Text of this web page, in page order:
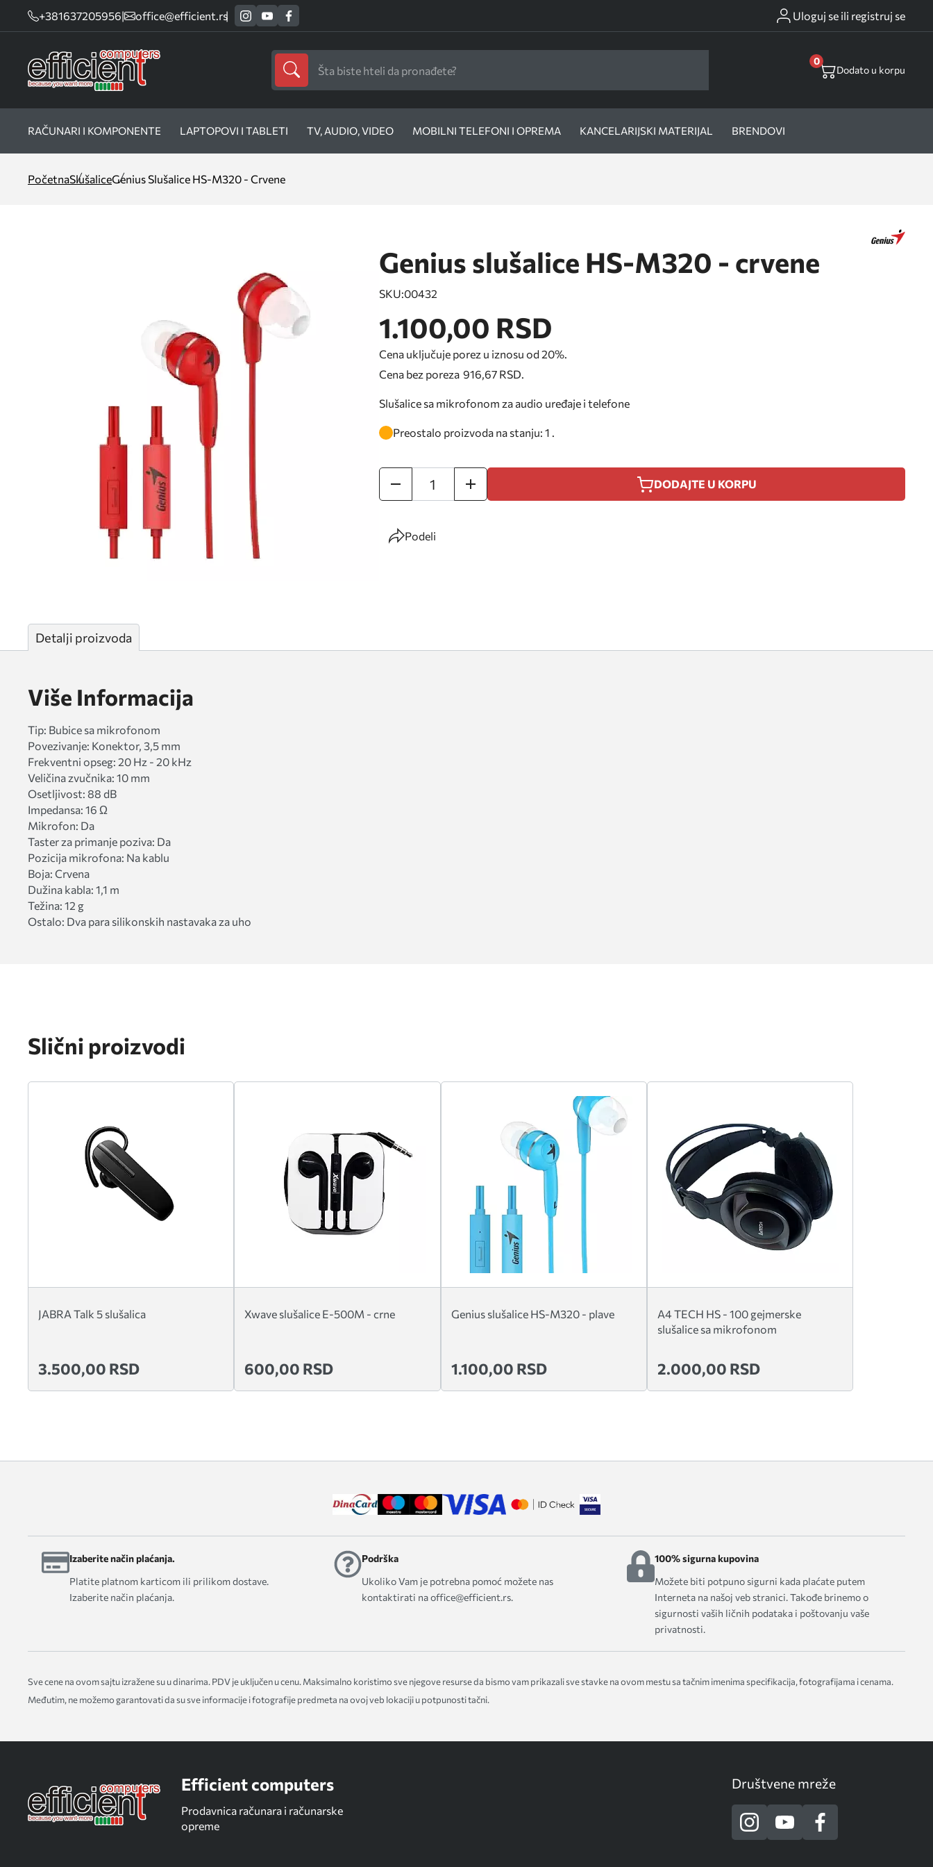
+381637205956| office@efficient.rs Uloguj se ili registruj se
0
Dodato u korpu
RAČUNARI I KOMPONENTE LAPTOPOVI I TABLETI TV, AUDIO, VIDEO MOBILNI TELEFONI I OPREMA KANCELARIJSKI MATERIJAL BRENDOVI
PočetnaSlušaliceGenius Slušalice HS-M320 - Crvene
Genius slušalice HS-M320 - crvene
SKU:00432
1.100,00 RSD
Cena uključuje porez u iznosu od 20%.
Cena bez poreza 916,67 RSD.
Slušalice sa mikrofonom za audio uređaje i telefone
Preostalo proizvoda na stanju: 1 .
DODAJTE U KORPU
Podeli
Detalji proizvoda
Više Informacija
Tip: Bubice sa mikrofonom
Povezivanje: Konektor, 3,5 mm
Frekventni opseg: 20 Hz - 20 kHz
Veličina zvučnika: 10 mm
Osetljivost: 88 dB
Impedansa: 16 Ω
Mikrofon: Da
Taster za primanje poziva: Da
Pozicija mikrofona: Na kablu
Boja: Crvena
Dužina kabla: 1,1 m
Težina: 12 g
Ostalo: Dva para silikonskih nastavaka za uho
Slični proizvodi
JABRA Talk 5 slušalica
3.500,00 RSD
Xwave slušalice E-500M - crne
600,00 RSD
Genius slušalice HS-M320 - plave
1.100,00 RSD
A4 TECH HS - 100 gejmerske
slušalice sa mikrofonom
2.000,00 RSD
Izaberite način plaćanja.
Platite platnom karticom ili prilikom dostave.
Izaberite način plaćanja.
Podrška
Ukoliko Vam je potrebna pomoć možete nas
kontaktirati na office@efficient.rs.
100% sigurna kupovina
Možete biti potpuno sigurni kada plaćate putem
Interneta na našoj veb stranici. Takođe brinemo o
sigurnosti vaših ličnih podataka i poštovanju vaše
privatnosti.
Sve cene na ovom sajtu izražene su u dinarima. PDV je uključen u cenu. Maksimalno koristimo sve njegove resurse da bismo vam prikazali sve stavke na ovom mestu sa tačnim imenima specifikacija, fotografijama i cenama.
Međutim, ne možemo garantovati da su sve informacije i fotografije predmeta na ovoj veb lokaciji u potpunosti tačni.
Efficient computers
Prodavnica računara i računarske
opreme
Društvene mreže